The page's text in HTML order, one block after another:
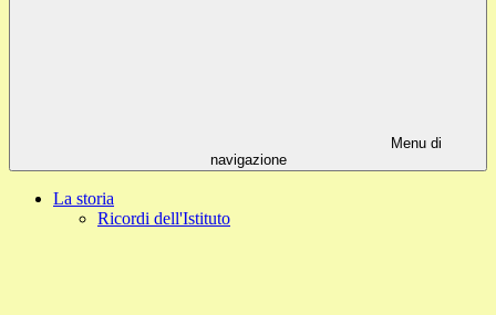
Menu di
navigazione
La storia
Ricordi dell'Istituto